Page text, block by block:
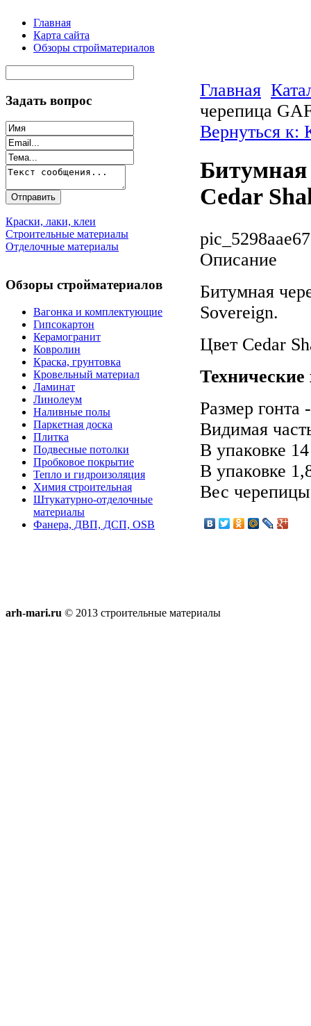
Главная
Карта сайта
Обзоры стройматериалов
Задать вопрос
Краски, лаки, клеи
Строительные материалы
Отделочные материалы
Обзоры стройматериалов
Вагонка и комплектующие
Гипсокартон
Керамогранит
Ковролин
Краска, грунтовка
Кровельный материал
Ламинат
Линолеум
Наливные полы
Паркетная доска
Плитка
Подвесные потолки
Пробковое покрытие
Тепло и гидроизоляция
Химия строительная
Штукатурно-отделочные
материалы
Фанера, ДВП, ДСП, OSB
Главная
черепица
Вернуться к:
Битумная
Cedar
Описание
Битумная
Sovereign.
Цвет Cedar
Размер
Видимая
В упаковке
В упаковке
Вес
arh-mari.ru © 2013 строительные материалы